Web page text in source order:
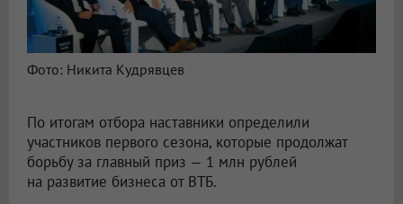
Фото: Никита Кудрявцев
По итогам отбора наставники определили
участников первого сезона, которые продолжат
борьбу за главный приз — 1 млн рублей
на развитие бизнеса от ВТБ.